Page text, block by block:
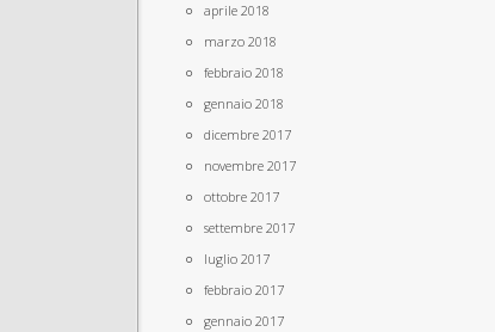
aprile 2018
marzo 2018
febbraio 2018
gennaio 2018
dicembre 2017
novembre 2017
ottobre 2017
settembre 2017
luglio 2017
febbraio 2017
gennaio 2017